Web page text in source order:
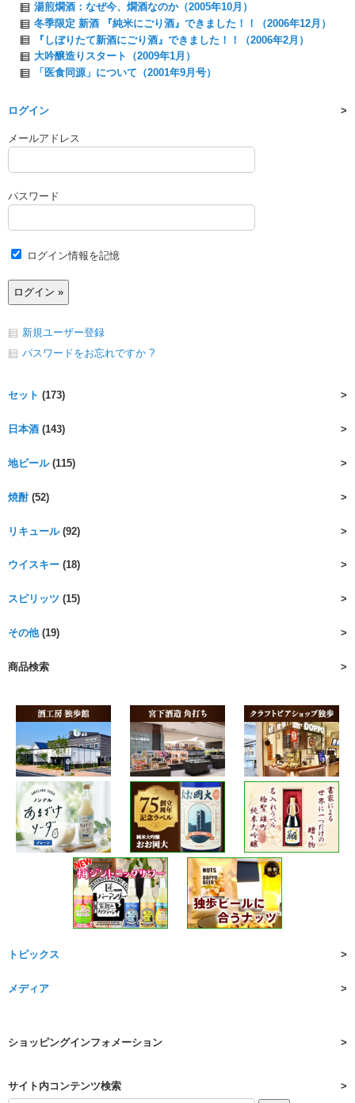
湯煎燗酒：なぜ今、燗酒なのか（2005年10月）
冬季限定 新酒 『純米にごり酒』できました！！（2006年12月）
『しぼりたて新酒にごり酒』できました！！（2006年2月）
大吟醸造りスタート（2009年1月）
「医食同源」について（2001年9月号）
ログイン
メールアドレス
パスワード
ログイン情報を記憶
新規ユーザー登録
パスワードをお忘れですか ?
セット (173)
日本酒 (143)
地ビール(115)
焼酎(52)
リキュール(92)
ウイスキー (18)
スピリッツ (15)
その他(19)
商品検索
トピックス
メディア
ショッピングインフォメーション
サイト内コンテンツ検索